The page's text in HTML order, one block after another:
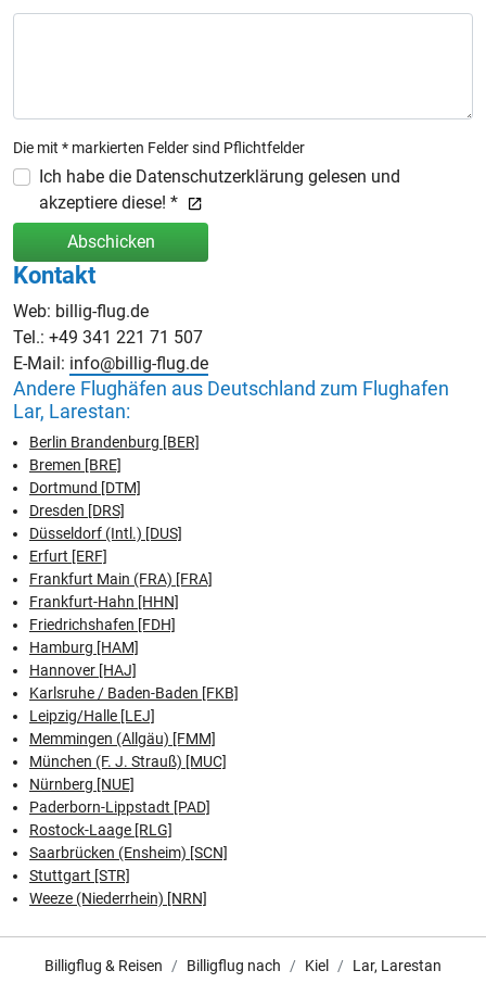
Die mit * markierten Felder sind Pflichtfelder
Ich habe die Datenschutzerklärung gelesen und
akzeptiere diese! *
Abschicken
Kontakt
Web: billig-flug.de
Tel.: +49 341 221 71 507
E-Mail: info@billig-flug.de
Andere Flughäfen aus Deutschland zum Flughafen
Lar, Larestan:
Berlin Brandenburg [BER]
Bremen [BRE]
Dortmund [DTM]
Dresden [DRS]
Düsseldorf (Intl.) [DUS]
Erfurt [ERF]
Frankfurt Main (FRA) [FRA]
Frankfurt-Hahn [HHN]
Friedrichshafen [FDH]
Hamburg [HAM]
Hannover [HAJ]
Karlsruhe / Baden-Baden [FKB]
Leipzig/Halle [LEJ]
Memmingen (Allgäu) [FMM]
München (F. J. Strauß) [MUC]
Nürnberg [NUE]
Paderborn-Lippstadt [PAD]
Rostock-Laage [RLG]
Saarbrücken (Ensheim) [SCN]
Stuttgart [STR]
Weeze (Niederrhein) [NRN]
Billigflug & Reisen Billigflug nach Kiel Lar, Larestan